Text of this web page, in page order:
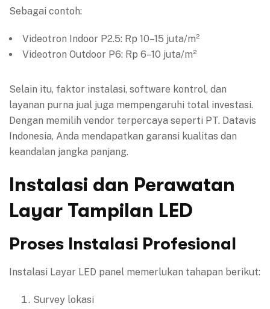
Sebagai contoh:
Videotron Indoor P2.5: Rp 10–15 juta/m²
Videotron Outdoor P6: Rp 6–10 juta/m²
Selain itu, faktor instalasi, software kontrol, dan
layanan purna jual juga mempengaruhi total investasi.
Dengan memilih vendor terpercaya seperti PT. Datavis
Indonesia, Anda mendapatkan garansi kualitas dan
keandalan jangka panjang.
Instalasi dan Perawatan
Layar Tampilan LED
Proses Instalasi Profesional
Instalasi Layar LED panel memerlukan tahapan berikut:
Survey lokasi